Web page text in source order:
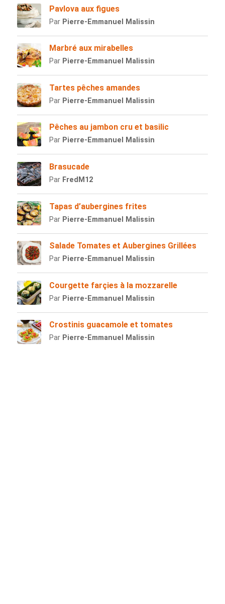
Pavlova aux figues
Par Pierre-Emmanuel Malissin
Marbré aux mirabelles
Par Pierre-Emmanuel Malissin
Tartes pêches amandes
Par Pierre-Emmanuel Malissin
Pêches au jambon cru et basilic
Par Pierre-Emmanuel Malissin
Brasucade
Par FredM12
Tapas d’aubergines frites
Par Pierre-Emmanuel Malissin
Salade Tomates et Aubergines Grillées
Par Pierre-Emmanuel Malissin
Courgette farçies à la mozzarelle
Par Pierre-Emmanuel Malissin
Crostinis guacamole et tomates
Par Pierre-Emmanuel Malissin